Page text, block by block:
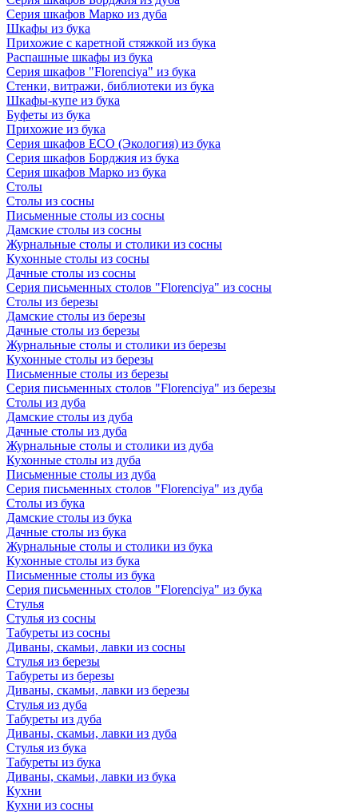
Серия шкафов Марко из дуба
Шкафы из бука
Прихожие с каретной стяжкой из бука
Распашные шкафы из бука
Серия шкафов "Florenciya" из бука
Стенки, витражи, библиотеки из бука
Шкафы-купе из бука
Буфеты из бука
Прихожие из бука
Серия шкафов ECO (Экология) из бука
Серия шкафов Борджия из бука
Серия шкафов Марко из бука
Столы
Столы из сосны
Письменные столы из сосны
Дамские столы из сосны
Журнальные столы и столики из сосны
Кухонные столы из сосны
Дачные столы из сосны
Серия письменных столов "Florenciya" из сосны
Столы из березы
Дамские столы из березы
Дачные столы из березы
Журнальные столы и столики из березы
Кухонные столы из березы
Письменные столы из березы
Серия письменных столов "Florenciya" из березы
Столы из дуба
Дамские столы из дуба
Дачные столы из дуба
Журнальные столы и столики из дуба
Кухонные столы из дуба
Письменные столы из дуба
Серия письменных столов "Florenciya" из дуба
Столы из бука
Дамские столы из бука
Дачные столы из бука
Журнальные столы и столики из бука
Кухонные столы из бука
Письменные столы из бука
Серия письменных столов "Florenciya" из бука
Стулья
Стулья из сосны
Табуреты из сосны
Диваны, скамьи, лавки из сосны
Стулья из березы
Табуреты из березы
Диваны, скамьи, лавки из березы
Стулья из дуба
Табуреты из дуба
Диваны, скамьи, лавки из дуба
Стулья из бука
Табуреты из бука
Диваны, скамьи, лавки из бука
Кухни
Кухни из сосны